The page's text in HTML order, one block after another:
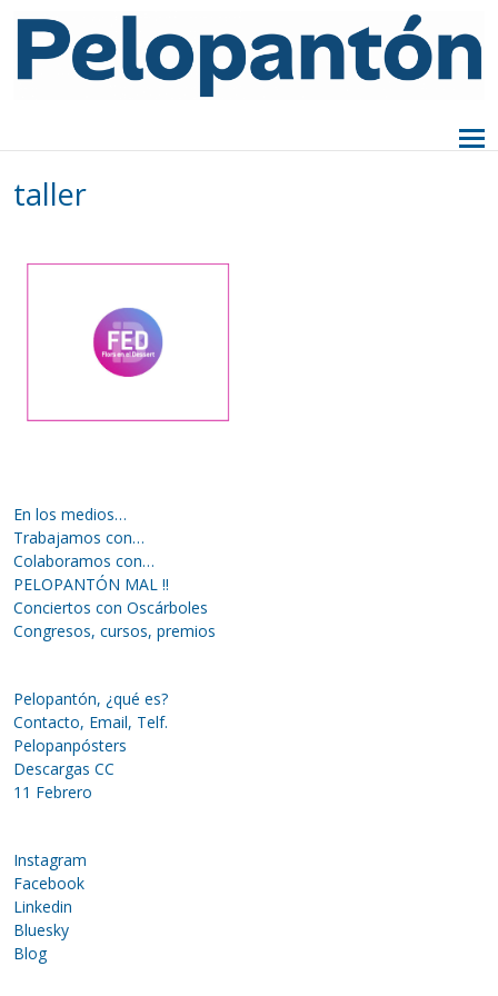
taller
En los medios…
Trabajamos con…
Colaboramos con…
PELOPANTÓN MAL !!
Conciertos con Oscárboles
Congresos, cursos, premios
Pelopantón, ¿qué es?
Contacto, Email, Telf.
Pelopanpósters
Descargas CC
11 Febrero
Instagram
Facebook
Linkedin
Bluesky
Blog